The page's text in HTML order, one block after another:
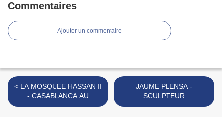
Commentaires
Ajouter un commentaire
< LA MOSQUEE HASSAN II
- CASABLANCA AU
MAROC
JAUME PLENSA -
SCULPTEUR
CONTEMPORAIN >